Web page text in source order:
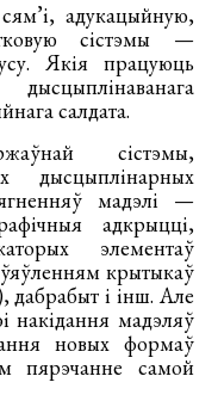
адукацыйную,
сістэмы —
Якія працуюць
салдата.
сістэмы,
дысцыплінарных
мадэлі —
адкрыцці,
элементаў
крытыкаў
дабрабыт і інш. Але
накідання мадэляў
новых формаў
пярэчанне самой